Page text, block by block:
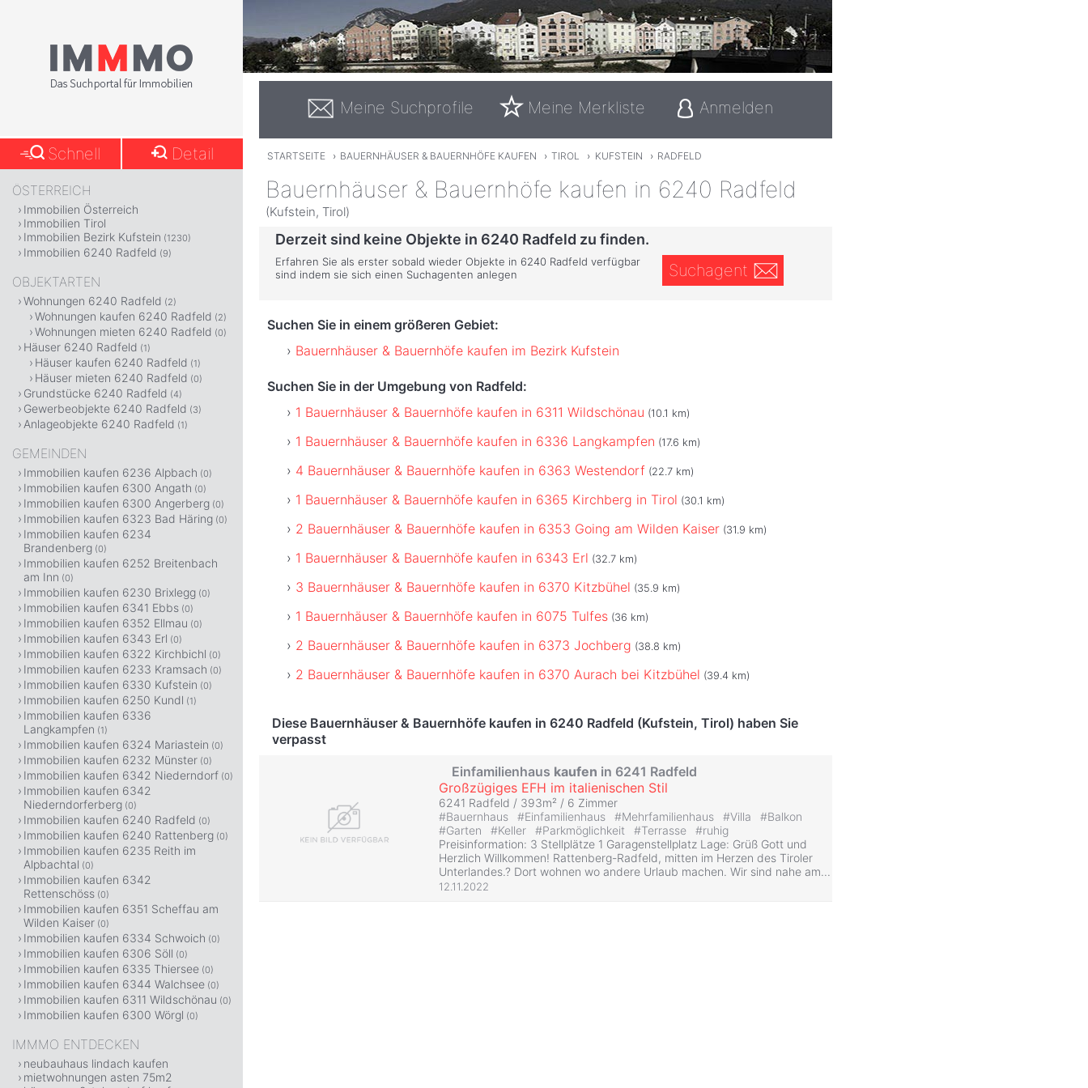
Meine Suchprofile Meine Merkliste Anmelden
STARTSEITE › BAUERNHÄUSER & BAUERNHÖFE KAUFEN › TIROL › KUFSTEIN › RADFELD
Bauernhäuser & Bauernhöfe kaufen in 6240 Radfeld
(Kufstein, Tirol)
Derzeit sind keine Objekte in 6240 Radfeld zu finden.
Erfahren Sie als erster sobald wieder Objekte in 6240 Radfeld verfügbar
sind indem sie sich einen Suchagenten anlegen
Suchagent
Suchen Sie in einem größeren Gebiet:
Bauernhäuser & Bauernhöfe kaufen im Bezirk Kufstein
Suchen Sie in der Umgebung von Radfeld:
1 Bauernhäuser & Bauernhöfe kaufen in 6311 Wildschönau (10.1 km)
1 Bauernhäuser & Bauernhöfe kaufen in 6336 Langkampfen (17.6 km)
4 Bauernhäuser & Bauernhöfe kaufen in 6363 Westendorf (22.7 km)
1 Bauernhäuser & Bauernhöfe kaufen in 6365 Kirchberg in Tirol (30.1 km)
2 Bauernhäuser & Bauernhöfe kaufen in 6353 Going am Wilden Kaiser (31.9 km)
1 Bauernhäuser & Bauernhöfe kaufen in 6343 Erl (32.7 km)
3 Bauernhäuser & Bauernhöfe kaufen in 6370 Kitzbühel (35.9 km)
1 Bauernhäuser & Bauernhöfe kaufen in 6075 Tulfes (36 km)
2 Bauernhäuser & Bauernhöfe kaufen in 6373 Jochberg (38.8 km)
2 Bauernhäuser & Bauernhöfe kaufen in 6370 Aurach bei Kitzbühel (39.4 km)
Diese Bauernhäuser & Bauernhöfe kaufen in 6240 Radfeld (Kufstein, Tirol) haben Sie
verpasst
Einfamilienhaus kaufen in 6241 Radfeld
Großzügiges EFH im italienischen Stil
6241 Radfeld / 393m² / 6 Zimmer
#Bauernhaus #Einfamilienhaus #Mehrfamilienhaus #Villa #Balkon
#Garten #Keller #Parkmöglichkeit #Terrasse #ruhig
Preisinformation: 3 Stellplätze 1 Garagenstellplatz Lage: Grüß Gott und
Herzlich Willkommen! Rattenberg-Radfeld, mitten im Herzen des Tiroler
Unterlandes.? Dort wohnen wo andere Urlaub machen. Wir sind nahe am...
12.11.2022
Schnell Detail
ÖSTERREICH
Immobilien Österreich
Immobilien Tirol
Immobilien Bezirk Kufstein (1230)
Immobilien 6240 Radfeld (9)
OBJEKTARTEN
Wohnungen 6240 Radfeld (2)
Wohnungen kaufen 6240 Radfeld (2)
Wohnungen mieten 6240 Radfeld (0)
Häuser 6240 Radfeld (1)
Häuser kaufen 6240 Radfeld (1)
Häuser mieten 6240 Radfeld (0)
Grundstücke 6240 Radfeld (4)
Gewerbeobjekte 6240 Radfeld (3)
Anlageobjekte 6240 Radfeld (1)
GEMEINDEN
Immobilien kaufen 6236 Alpbach (0)
Immobilien kaufen 6300 Angath (0)
Immobilien kaufen 6300 Angerberg (0)
Immobilien kaufen 6323 Bad Häring (0)
Immobilien kaufen 6234
Brandenberg (0)
Immobilien kaufen 6252 Breitenbach
am Inn (0)
Immobilien kaufen 6230 Brixlegg (0)
Immobilien kaufen 6341 Ebbs (0)
Immobilien kaufen 6352 Ellmau (0)
Immobilien kaufen 6343 Erl (0)
Immobilien kaufen 6322 Kirchbichl (0)
Immobilien kaufen 6233 Kramsach (0)
Immobilien kaufen 6330 Kufstein (0)
Immobilien kaufen 6250 Kundl (1)
Immobilien kaufen 6336
Langkampfen (1)
Immobilien kaufen 6324 Mariastein (0)
Immobilien kaufen 6232 Münster (0)
Immobilien kaufen 6342 Niederndorf (0)
Immobilien kaufen 6342
Niederndorferberg (0)
Immobilien kaufen 6240 Radfeld (0)
Immobilien kaufen 6240 Rattenberg (0)
Immobilien kaufen 6235 Reith im
Alpbachtal (0)
Immobilien kaufen 6342
Rettenschöss (0)
Immobilien kaufen 6351 Scheffau am
Wilden Kaiser (0)
Immobilien kaufen 6334 Schwoich (0)
Immobilien kaufen 6306 Söll (0)
Immobilien kaufen 6335 Thiersee (0)
Immobilien kaufen 6344 Walchsee (0)
Immobilien kaufen 6311 Wildschönau (0)
Immobilien kaufen 6300 Wörgl (0)
IMMMO ENTDECKEN
neubauhaus lindach kaufen
mietwohnungen asten 75m2